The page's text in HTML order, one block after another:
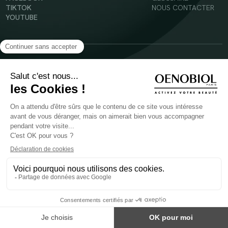
TIKTOK
YOUTUBE
NOUS CONTACTER
Mentions légales
Politique en matière de cookies
POUR VOTRE SANTÉ, MANGEZ AU MOINS CINQ FRUITS ET LÉGUMES PAR JOUR -
WWW.MANGERBOUGER.FR
Les complément alimentaires doivent être utilisés dans le cadre d'un mode de vie sain et
ne pas être utilisés comme substituts d'un régimes alimentaire varié et équilibré.
Réservé à l'adulte. Consulter attentivement l'étiquetage des produits avant l'utilisation.